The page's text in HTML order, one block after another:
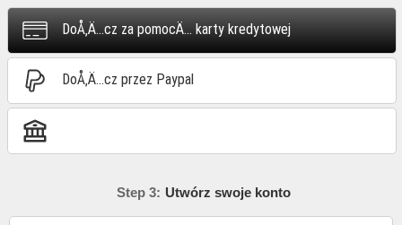
DoÅ‚Ä…cz za pomocÄ… karty kredytowej
DoÅ‚Ä…cz przez Paypal
Step 3: Utwórz swoje konto